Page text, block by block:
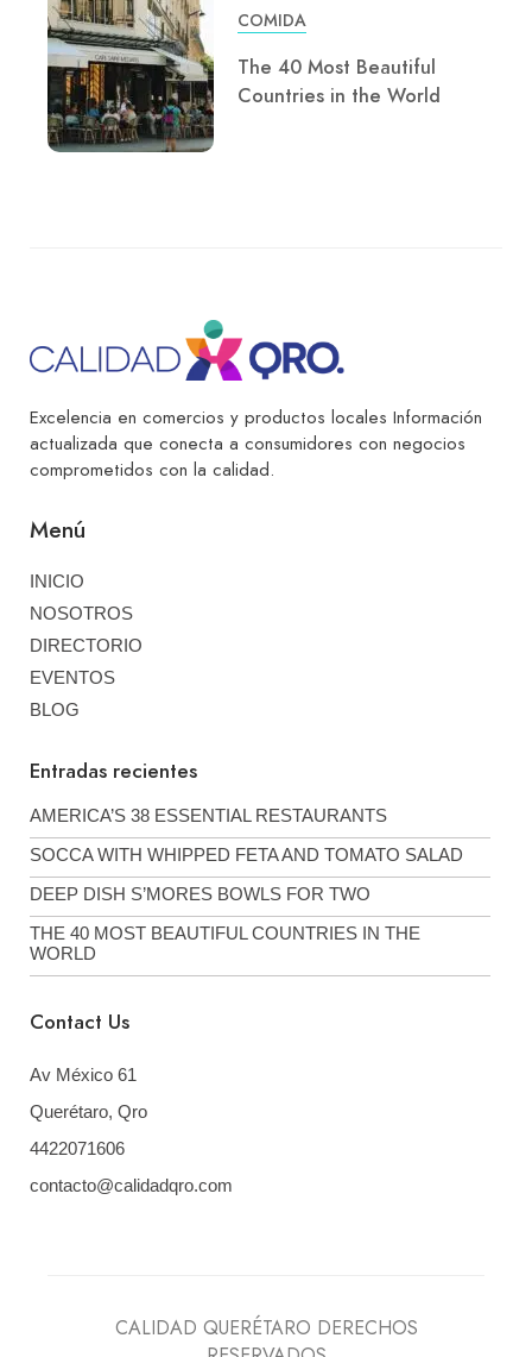
COMIDA
The 40 Most Beautiful
Countries in the World
Excelencia en comercios y productos locales Información
actualizada que conecta a consumidores con negocios
comprometidos con la calidad.
Menú
INICIO
NOSOTROS
DIRECTORIO
EVENTOS
BLOG
Entradas recientes
AMERICA’S 38 ESSENTIAL RESTAURANTS
SOCCA WITH WHIPPED FETA AND TOMATO SALAD
DEEP DISH S’MORES BOWLS FOR TWO
THE 40 MOST BEAUTIFUL COUNTRIES IN THE
WORLD
Contact Us
Av México 61
Querétaro, Qro
4422071606
contacto@calidadqro.com
CALIDAD QUERÉTARO DERECHOS